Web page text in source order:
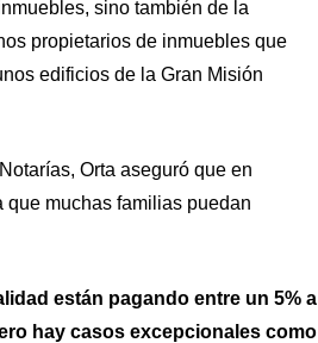
sino también de la
propietarios de inmuebles que
edificios de la Gran Misión
Orta aseguró que en
muchas familias puedan
están pagando entre un 5% a
hay casos excepcionales como